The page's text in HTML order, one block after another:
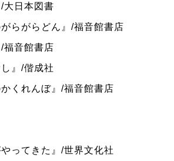
/大日本図書
がらがらどん』/福音館書店
/福音館書店
』/偕成社
かくれんぼ』/福音館書店
やってきた』/世界文化社